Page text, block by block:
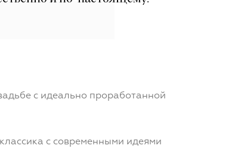
с идеально проработанной
с современными идеями